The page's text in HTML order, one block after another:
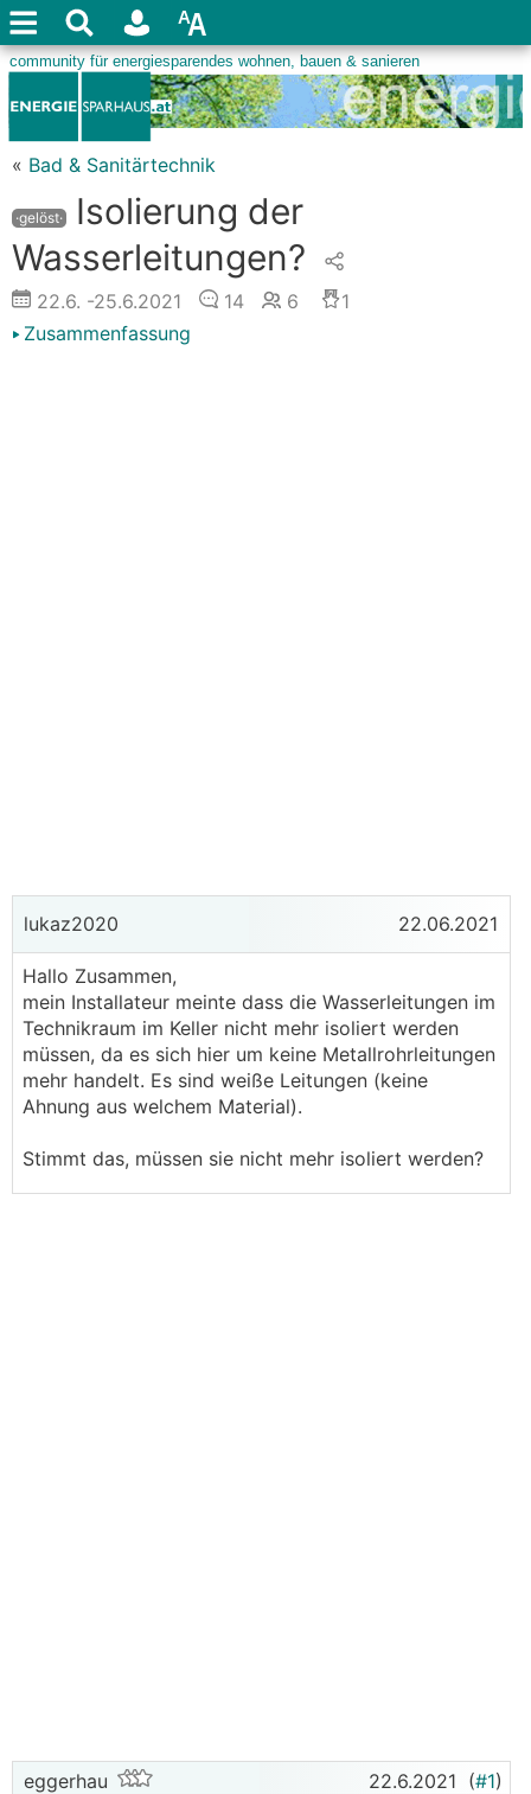
« Bad & Sanitärtechnik
·gelöst·
Isolierung der
Wasserleitungen?
22.6. -25.6.2021 14 6
1
Zusammenfassung
lukaz2020 22.06.2021
Hallo Zusammen,
mein Installateur meinte dass die Wasserleitungen im
Technikraum im Keller nicht mehr isoliert werden
müssen, da es sich hier um keine Metallrohrleitungen
mehr handelt. Es sind weiße Leitungen (keine
Ahnung aus welchem Material).
Stimmt das, müssen sie nicht mehr isoliert werden?
eggerhau 22.6.2021 (#1)